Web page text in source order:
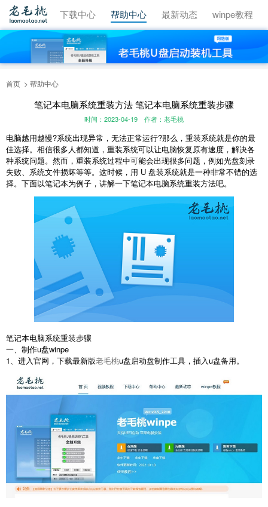
视频教程 下载中心 帮助中心 最新动态 winpe教程
首页 帮助中心
笔记本电脑系统重装方法 笔记本电脑系统重装步骤
时间：2023-04-19 作者：老毛桃
电脑越用越慢?系统出现异常，无法正常运行?那么，重装系统就是你的最
佳选择。相信很多人都知道，重装系统可以让电脑恢复原有速度，解决各
种系统问题。然而，重装系统过程中可能会出现很多问题，例如光盘刻录
失败、系统文件损坏等等。这时候，用 U 盘装系统就是一种非常不错的选
择。下面以笔记本为例子，讲解一下笔记本电脑系统重装方法吧。
笔记本电脑系统重装步骤
一、制作u盘winpe
1、进入官网，下载最新版老毛桃u盘启动盘制作工具，插入u盘备用。